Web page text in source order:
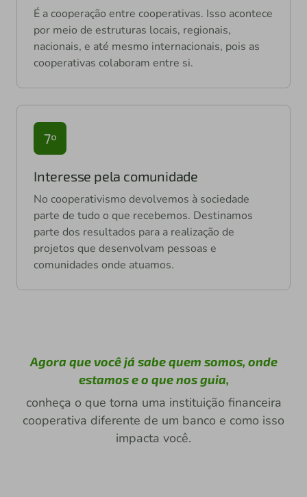
É a cooperação entre cooperativas. Isso acontece
por meio de estruturas locais, regionais,
nacionais, e até mesmo internacionais, pois as
cooperativas colaboram entre si.
7º
Interesse pela comunidade
No cooperativismo devolvemos à sociedade
parte de tudo o que recebemos. Destinamos
parte dos resultados para a realização de
projetos que desenvolvam pessoas e
comunidades onde atuamos.
Agora que você já sabe quem somos, onde
estamos e o que nos guia,
conheça o que torna uma instituição financeira
cooperativa diferente de um banco e como isso
impacta você.